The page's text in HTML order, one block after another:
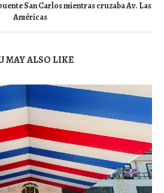
San Carlos mientras cruzaba Av. Las
Américas
MAY ALSO LIKE